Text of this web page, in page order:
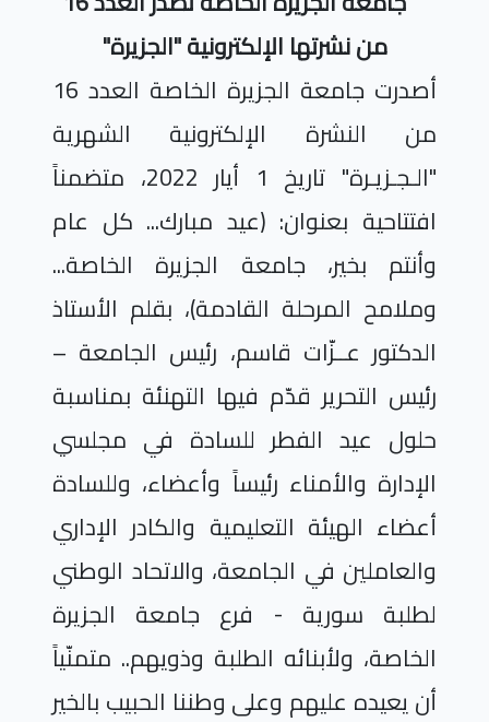
من نشرتها الإلكترونية "الجزيرة"
أصدرت جامعة الجزيرة الخاصة العدد 16
من النشرة الإلكترونية الشهرية
"الـجـزيـرة" تاريخ 1 أيار 2022، متضمناً
افتتاحية بعنوان: (عيد مبارك... كل عام
وأنتم بخير، جامعة الجزيرة الخاصة...
وملامح المرحلة القادمة)، بقلم الأستاذ
الدكتور عــزّات قاسم، رئيس الجامعة –
رئيس التحرير قدّم فيها التهنئة بمناسبة
حلول عيد الفطر للسادة في مجلسي
الإدارة والأمناء رئيساً وأعضاء، وللسادة
أعضاء الهيئة التعليمية والكادر الإداري
والعاملين في الجامعة، والاتحاد الوطني
لطلبة سورية - فرع جامعة الجزيرة
الخاصة، ولأبنائه الطلبة وذويهم.. متمنّياً
أن يعيده عليهم وعلى وطننا الحبيب بالخير